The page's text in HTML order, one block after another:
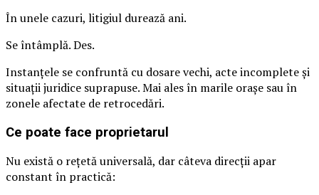
În unele cazuri, litigiul durează ani.
Se întâmplă. Des.
Instanțele se confruntă cu dosare vechi, acte incomplete și
situații juridice suprapuse. Mai ales în marile orașe sau în
zonele afectate de retrocedări.
Ce poate face proprietarul
Nu există o rețetă universală, dar câteva direcții apar
constant în practică: